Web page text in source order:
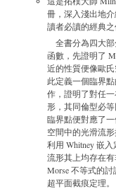
冊，深入淺出地
讀者必讀的經典之
全書分為四大
函數，先證明了
近的性質便像歐
此定義一個臨界
作，證明了對任
形，其同倫型必
臨界點便對應了
空間中的光滑流
利用 Whitney 嵌
流形其上均存在
Morse 不等式的
超平面截痕定理。